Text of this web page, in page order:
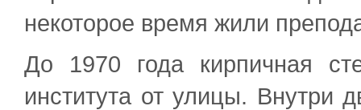
некоторое время жили
До 1970 года кирпичная
института от улицы. Внутри